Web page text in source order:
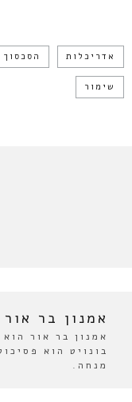
אדריכלות
שימור
אמנון בר אור
אמנון בר אור
בונויט הוא
מנחה.